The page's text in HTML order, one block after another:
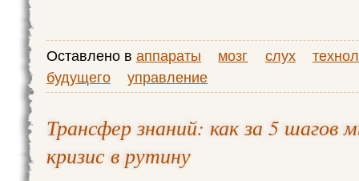
Оставлено в аппараты мозг слух
будущего
управление
Трансфер знаний: как за 5 шагов
кризис в рутину